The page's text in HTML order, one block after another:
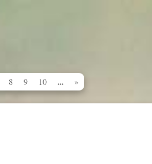
8 9 10 ... »